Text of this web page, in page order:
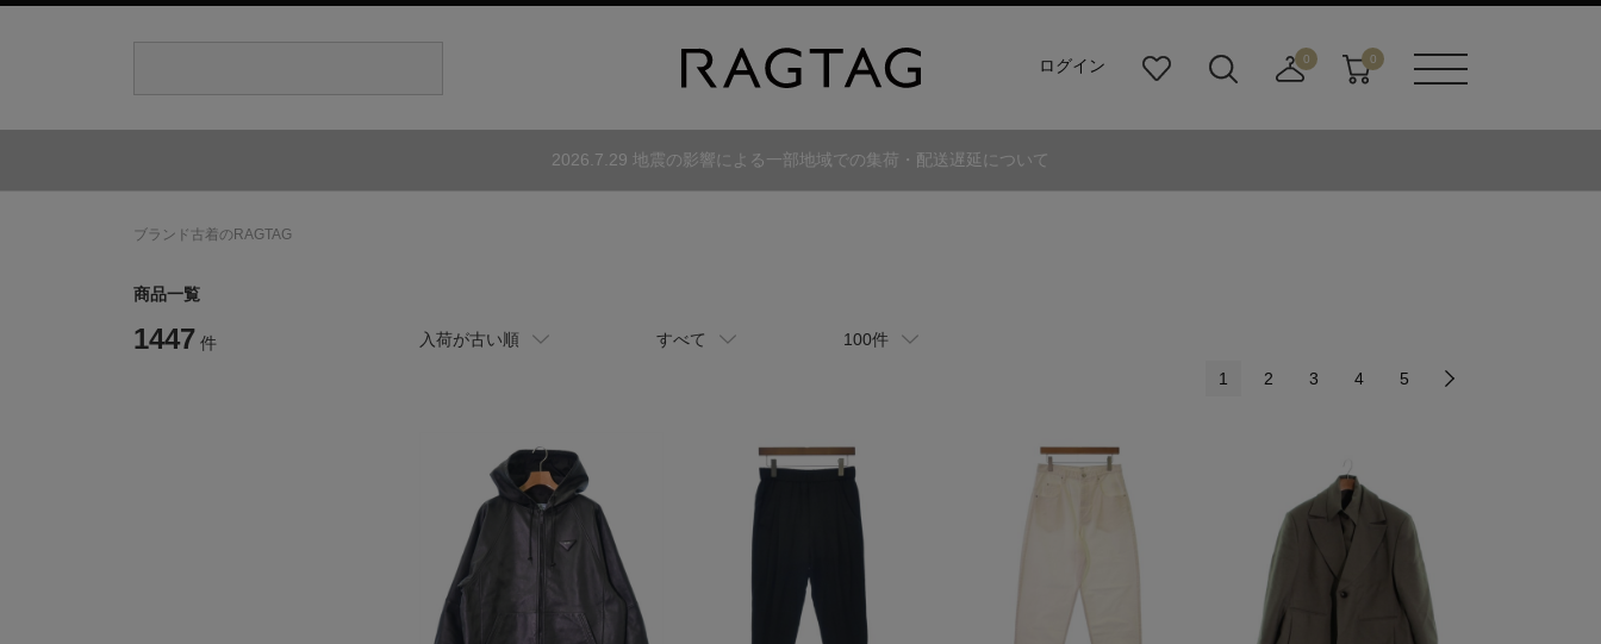
ログイン
り
ダ
0
寄
0
2026.7.29 地震の影響による一部地域での集荷・配送遅延について
ブランド古着のRAGTAG
商品一覧
1447 件 入荷が古い順 すべて 100件
1 2 3 4 5